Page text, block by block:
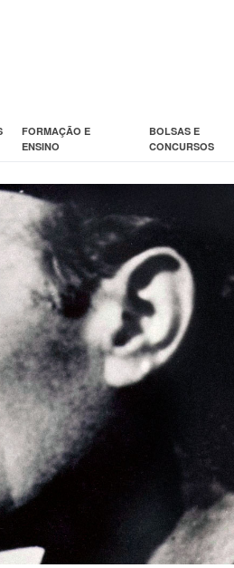
FORMAÇÃO E
ENSINO
BOLSAS E
CONCURSOS